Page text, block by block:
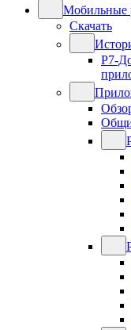
Мобильные
Скачать
Р7-